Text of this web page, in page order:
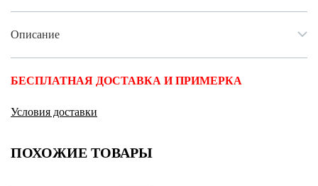
Описание
БЕСПЛАТНАЯ ДОСТАВКА И ПРИМЕРКА
Условия доставки
ПОХОЖИЕ ТОВАРЫ